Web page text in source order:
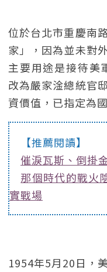
位於台北市重慶南
家」，因為並未對
主要用途是接待美
改為嚴家淦總統官
資價值，已指定為
【推薦閱讀】
催淚瓦斯、倒掛
那個時代的戰火
實戰場
1954年5月20日，